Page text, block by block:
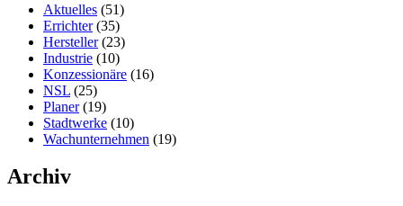
Aktuelles (51)
Errichter(35)
Hersteller(23)
Industrie (10)
Konzessionäre (16)
NSL (25)
Planer(19)
Stadtwerke (10)
Wachunternehmen (19)
Archiv